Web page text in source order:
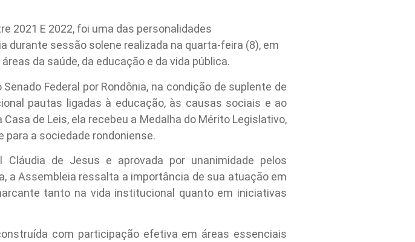
2021 E 2022, foi uma das personalidades
durante sessão solene realizada na quarta-feira (8), em
da saúde, da educação e da vida pública.
Federal por Rondônia, na condição de suplente de
pautas ligadas à educação, às causas sociais e ao
de Leis, ela recebeu a Medalha do Mérito Legislativo,
a sociedade rondoniense.
de Jesus e aprovada por unanimidade pelos
a Assembleia ressalta a importância de sua atuação em
tanto na vida institucional quanto em iniciativas
com participação efetiva em áreas essenciais